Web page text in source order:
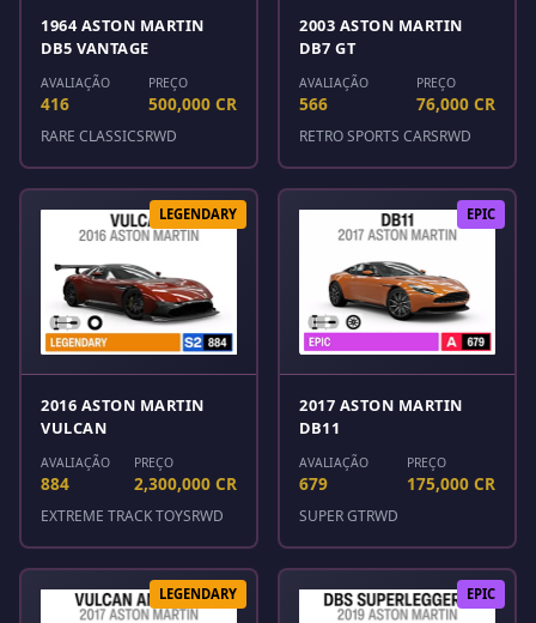
1964 ASTON MARTIN
DB5 VANTAGE
AVALIAÇÃO
416
PREÇO
500,000 CR
RARE CLASSICSRWD
2003 ASTON MARTIN
DB7 GT
AVALIAÇÃO
566
PREÇO
76,000 CR
RETRO SPORTS CARSRWD
LEGENDARY
2016 ASTON MARTIN
VULCAN
AVALIAÇÃO
884
PREÇO
2,300,000 CR
EXTREME TRACK TOYSRWD
EPIC
2017 ASTON MARTIN
DB11
AVALIAÇÃO
679
PREÇO
175,000 CR
SUPER GTRWD
LEGENDARY EPIC